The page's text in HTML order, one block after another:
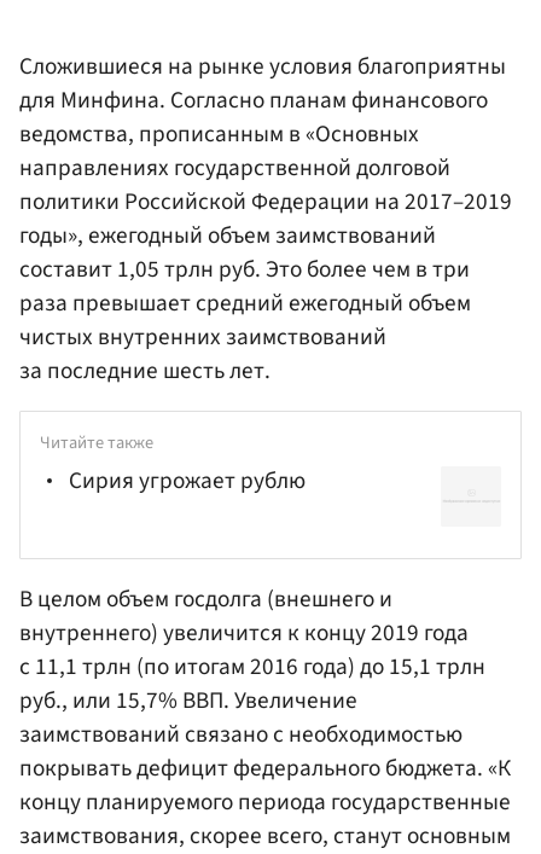
Сложившиеся на рынке условия благоприятны
для Минфина. Согласно планам финансового
ведомства, прописанным в «Основных
направлениях государственной долговой
политики Российской Федерации на 2017–2019
годы», ежегодный объем заимствований
составит 1,05 трлн руб. Это более чем в три
раза превышает средний ежегодный объем
чистых внутренних заимствований
за последние шесть лет.
Читайте также
Сирия угрожает рублю
В целом объем госдолга (внешнего и
внутреннего) увеличится к концу 2019 года
с 11,1 трлн (по итогам 2016 года) до 15,1 трлн
руб., или 15,7% ВВП. Увеличение
заимствований связано с необходимостью
покрывать дефицит федерального бюджета. «К
концу планируемого периода государственные
заимствования, скорее всего, станут основным